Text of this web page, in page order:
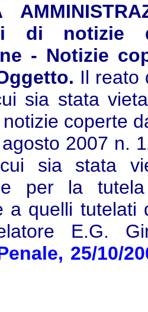
di
- Notizie
Il reato
sia stata
coperte
2007 n.
sia stata
per la
a quelli tutelati
E.G.
25/10/